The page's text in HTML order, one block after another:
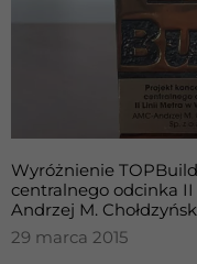
Wyróżnienie
centralnego odcinka
Andrzej M.
29 marca 2015